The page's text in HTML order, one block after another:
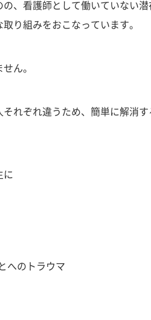
、看護師として働いていない
り組みをおこなっています。
ん。
れぞれ違うため、簡単に解消
に
へのトラウマ